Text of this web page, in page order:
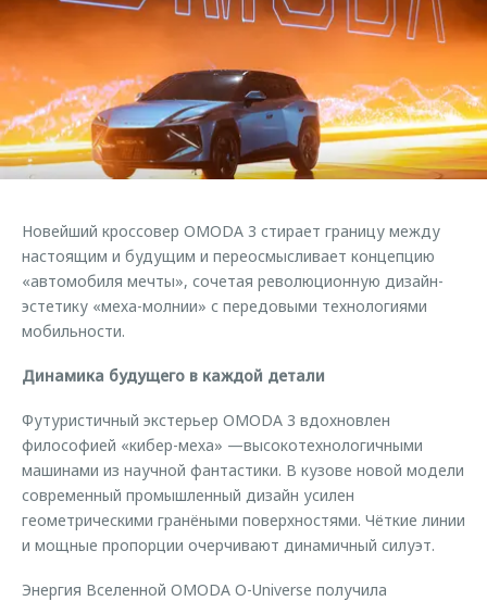
Страхование
Кредитный калькулятор
Аксессуары
Одежда и сувениры
Оригинальные аксессуары
Трейд-ин
Калькулятор трейд-ин
Клиентская поддержка
Клуб владельцев OMODA
Мы в соцсетях
Приложение O&J
Одежда и сувениры
Оригинальные аксессуары
Запчасти
Правовая информация
Новейший кроссовер OMODA 3 стирает границу между
настоящим и будущим и переосмысливает концепцию
«автомобиля мечты», сочетая революционную дизайн-
эстетику «меха-молнии» с передовыми технологиями
мобильности.
Динамика будущего в каждой детали
Футуристичный экстерьер OMODA 3 вдохновлен
философией «кибер-меха» —высокотехнологичными
машинами из научной фантастики. В кузове новой модели
современный промышленный дизайн усилен
геометрическими гранёными поверхностями. Чёткие линии
и мощные пропорции очерчивают динамичный силуэт.
Энергия Вселенной OMODA O-Universe получила